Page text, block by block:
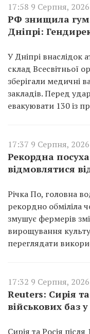
17:58 9 Серпня, 2026
РФ знищила
Дніпрі:
У Дніпрі внаслідок
склад Всесвітньої
зберігали медичні
закладів. Перед
евакуювати 130 із
17:37 9 Серпня, 2026
Рекордна
відмовлятися
Річка По, головна
рекордно обміліла
змушує фермерів
вирощування
переглядати
17:32 9 Серпня, 2026
Reuters: Сирія
військових баз
Сирія та Росія